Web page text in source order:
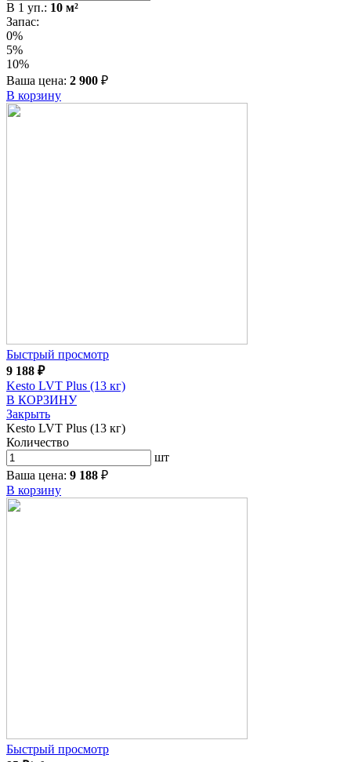
В 1 уп.: 10 м²
Запас:
0%
5%
10%
Ваша цена: 2 900 ₽
В корзину
Быстрый просмотр
9 188 ₽
Kesto LVT Plus (13 кг)
В КОРЗИНУ
Закрыть
Kesto LVT Plus (13 кг)
Количество
шт
Ваша цена: 9 188 ₽
В корзину
Быстрый просмотр